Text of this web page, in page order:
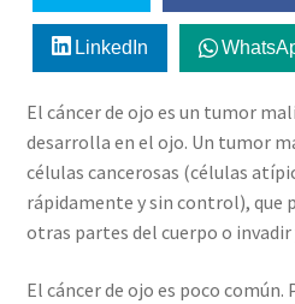
LinkedIn
El cáncer de ojo es un tumor
desarrolla en el ojo. Un tumor
células cancerosas (células
rápidamente y sin control), que
otras partes del cuerpo o
El cáncer de ojo es poco